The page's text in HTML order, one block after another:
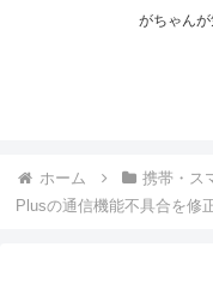
がちゃん
ホーム 携帯・ス
Plusの通信機能不具合を修